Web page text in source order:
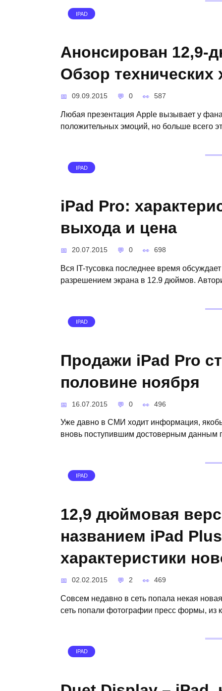
IPAD
Анонсирован 12,9-
Обзор технических
09.09.2015 0 587
Любая презентация Apple вызывает у
положительных эмоций, но больше всего
IPAD
iPad Pro:
выхода и цена
20.07.2015 0 698
Вся IT-тусовка последнее время
разрешением экрана в 12.9 дюймов.
IPAD
Продажи iPad Pro
половине ноября
16.07.2015 0 496
Уже давно в СМИ ходит информация,
вновь поступившим достоверным данным
IPAD
12,9 дюймовая
названием iPad
характеристики
02.02.2015 2 469
Совсем недавно в сеть попала некая
сеть попали фотографии пресс формы, из
IPAD